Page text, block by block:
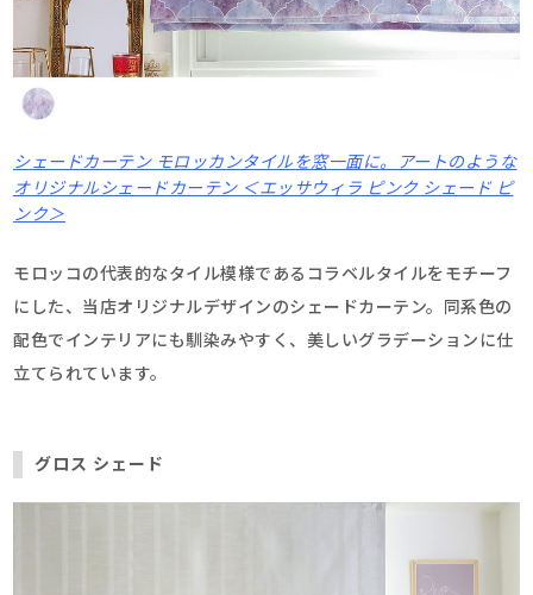
シェードカーテン モロッカンタイルを窓一面に。アートのような
オリジナルシェードカーテン ＜エッサウィラ ピンク シェード ピ
ンク＞
モロッコの代表的なタイル模様であるコラベルタイルをモチーフ
にした、当店オリジナルデザインのシェードカーテン。同系色の
配色でインテリアにも馴染みやすく、美しいグラデーションに仕
立てられています。
グロス シェード